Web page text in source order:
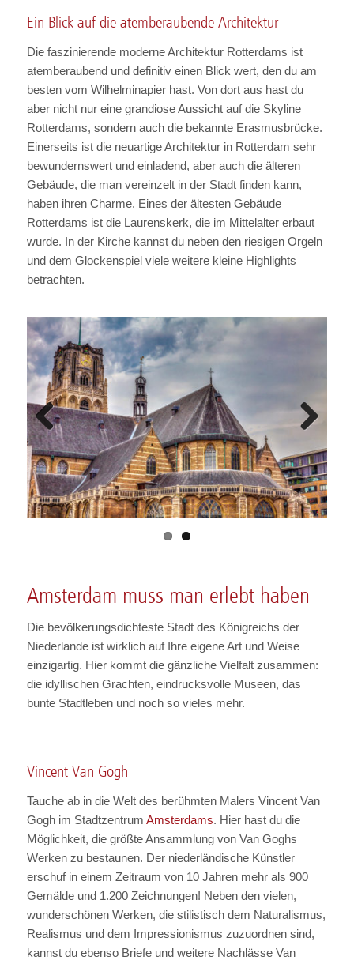
Ein Blick auf die atemberaubende Architektur
Die faszinierende moderne Architektur Rotterdams ist
atemberaubend und definitiv einen Blick wert, den du am
besten vom Wilhelminapier hast. Von dort aus hast du
aber nicht nur eine grandiose Aussicht auf die Skyline
Rotterdams, sondern auch die bekannte Erasmusbrücke.
Einerseits ist die neuartige Architektur in Rotterdam sehr
bewundernswert und einladend, aber auch die älteren
Gebäude, die man vereinzelt in der Stadt finden kann,
haben ihren Charme. Eines der ältesten Gebäude
Rotterdams ist die Laurenskerk, die im Mittelalter erbaut
wurde. In der Kirche kannst du neben den riesigen Orgeln
und dem Glockenspiel viele weitere kleine Highlights
betrachten.
Previous
Amsterdam muss man erlebt haben
Die bevölkerungsdichteste Stadt des Königreichs der
Niederlande ist wirklich auf Ihre eigene Art und Weise
einzigartig. Hier kommt die gänzliche Vielfalt zusammen:
die idyllischen Grachten, eindrucksvolle Museen, das
bunte Stadtleben und noch so vieles mehr.
Vincent Van Gogh
Tauche ab in die Welt des berühmten Malers Vincent Van
Gogh im Stadtzentrum Amsterdams. Hier hast du die
Möglichkeit, die größte Ansammlung von Van Goghs
Werken zu bestaunen. Der niederländische Künstler
erschuf in einem Zeitraum von 10 Jahren mehr als 900
Gemälde und 1.200 Zeichnungen! Neben den vielen,
wunderschönen Werken, die stilistisch dem Naturalismus,
Realismus und dem Impressionismus zuzuordnen sind,
kannst du ebenso Briefe und weitere Nachlässe Van